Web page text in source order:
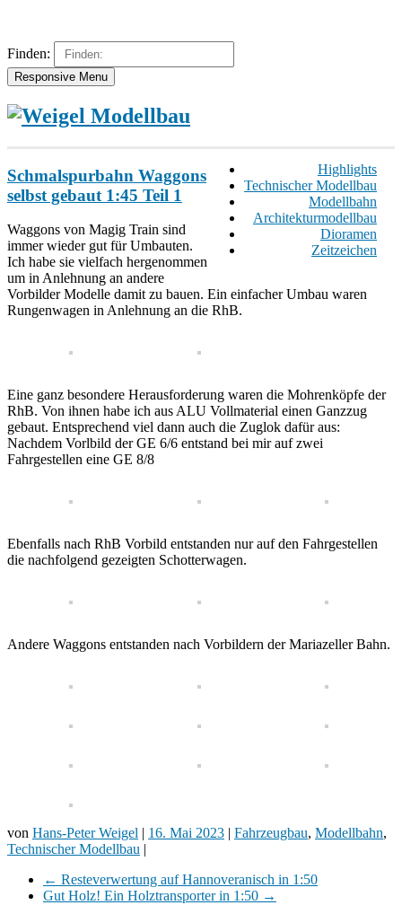
Finden:
Responsive Menu
Highlights
Technischer Modellbau
Modellbahn
Architekturmodellbau
Dioramen
Zeitzeichen
Schmalspurbahn Waggons
selbst gebaut 1:45 Teil 1
Waggons von Magig Train sind
immer wieder gut für Umbauten.
Ich habe sie vielfach hergenommen
um in Anlehnung an andere
Vorbilder Modelle damit zu bauen. Ein einfacher Umbau waren
Rungenwagen in Anlehnung an die RhB.
Eine ganz besondere Herausforderung waren die Mohrenköpfe der
RhB. Von ihnen habe ich aus ALU Vollmaterial einen Ganzzug
gebaut. Entsprechend viel dann auch die Zuglok dafür aus:
Nachdem Vorlbild der GE 6/6 entstand bei mir auf zwei
Fahrgestellen eine GE 8/8
Ebenfalls nach RhB Vorbild entstanden nur auf den Fahrgestellen
die nachfolgend gezeigten Schotterwagen.
Andere Waggons entstanden nach Vorbildern der Mariazeller Bahn.
von Hans-Peter Weigel | 16. Mai 2023 | Fahrzeugbau, Modellbahn,
Technischer Modellbau |
← Resteverwertung auf Hannoveranisch in 1:50
Gut Holz! Ein Holztransporter in 1:50 →